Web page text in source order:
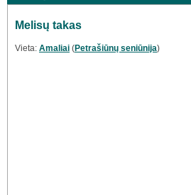
Melisų takas
Vieta: Amaliai (Petrašiūnų seniūnija)